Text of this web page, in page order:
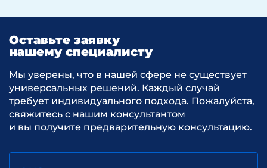
Оставьте заявку
нашему специалисту
Мы уверены, что в нашей сфере не существует
универсальных решений. Каждый случай
требует индивидуального подхода. Пожалуйста,
свяжитесь с нашим консультантом
и вы получите предварительную консультацию.